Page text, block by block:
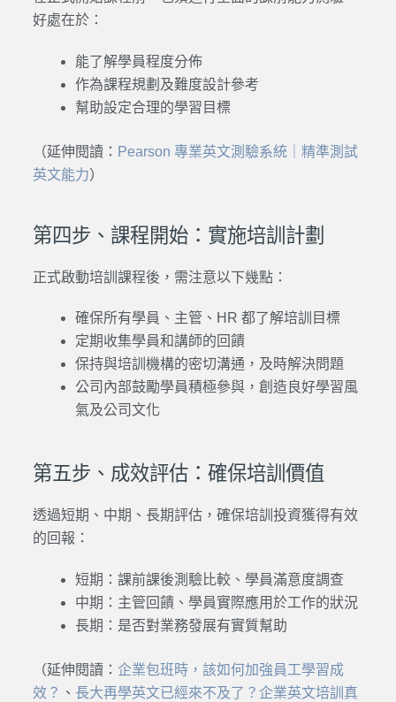
好處在於：
能了解學員程度分佈
作為課程規劃及難度設計參考
幫助設定合理的學習目標
（延伸閱讀： Pearson 專業英文測驗系統｜精準測試
英文能力）
第四步、課程開始：實施培訓計劃
正式啟動培訓課程後，需注意以下幾點：
確保所有學員、主管、HR 都了解培訓目標
定期收集學員和講師的回饋
保持與培訓機構的密切溝通，及時解決問題
公司內部鼓勵學員積極參與，創造良好學習風
氣及公司文化
第五步、成效評估：確保培訓價值
透過短期、中期、長期評估，確保培訓投資獲得有效
的回報：
短期：課前課後測驗比較、學員滿意度調查
中期：主管回饋、學員實際應用於工作的狀況
長期：是否對業務發展有實質幫助
（延伸閱讀： 企業包班時，該如何加強員工學習成
效？ 、 長大再學英文已經來不及了？企業英文培訓真